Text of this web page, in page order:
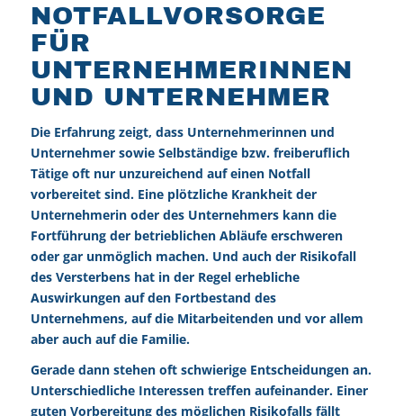
NOTFALLVORSORGE
FÜR
UNTERNEHMERINNEN
UND UNTERNEHMER
Die Erfahrung zeigt, dass Unternehmerinnen und
Unternehmer sowie Selbständige bzw. freiberuflich
Tätige oft nur unzureichend auf einen Notfall
vorbereitet sind. Eine plötzliche Krankheit der
Unternehmerin oder des Unternehmers kann die
Fortführung der betrieblichen Abläufe erschweren
oder gar unmöglich machen. Und auch der Risikofall
des Versterbens hat in der Regel erhebliche
Auswirkungen auf den Fortbestand des
Unternehmens, auf die Mitarbeitenden und vor allem
aber auch auf die Familie.
Gerade dann stehen oft schwierige Entscheidungen an.
Unterschiedliche Interessen treffen aufeinander. Einer
guten Vorbereitung des möglichen Risikofalls fällt